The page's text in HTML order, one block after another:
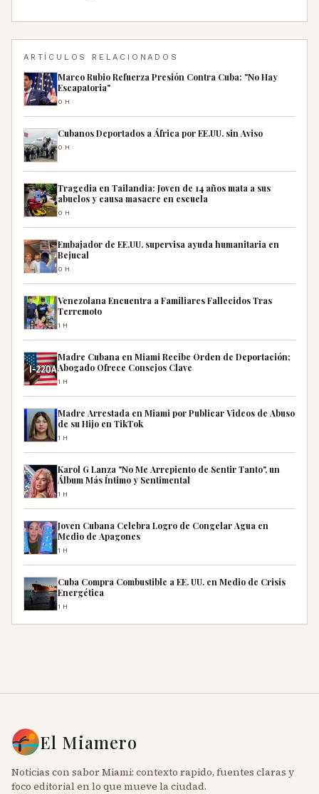
ARTÍCULOS RELACIONADOS
Marco Rubio Refuerza Presión Contra Cuba: "No Hay
Escapatoria"
0H
Cubanos Deportados a África por EE.UU. sin Aviso
0H
Tragedia en Tailandia: Joven de 14 años mata a sus
abuelos y causa masacre en escuela
0H
Embajador de EE.UU. supervisa ayuda humanitaria en
Bejucal
0H
Venezolana Encuentra a Familiares Fallecidos Tras
Terremoto
1H
Madre Cubana en Miami Recibe Orden de Deportación;
Abogado Ofrece Consejos Clave
1H
Madre Arrestada en Miami por Publicar Videos de Abuso
de su Hijo en TikTok
1H
Karol G Lanza "No Me Arrepiento de Sentir Tanto", un
Álbum Más Íntimo y Sentimental
1H
Joven Cubana Celebra Logro de Congelar Agua en
Medio de Apagones
1H
Cuba Compra Combustible a EE. UU. en Medio de Crisis
Energética
1H
El Miamero
Noticias con sabor Miami: contexto rapido, fuentes claras y
foco editorial en lo que mueve la ciudad.